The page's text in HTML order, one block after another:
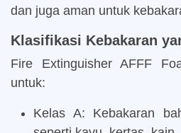
dan juga aman untuk
Klasifikasi Kebakaran
Fire Extinguisher AFFF
untuk:
Kelas A: Kebakaran